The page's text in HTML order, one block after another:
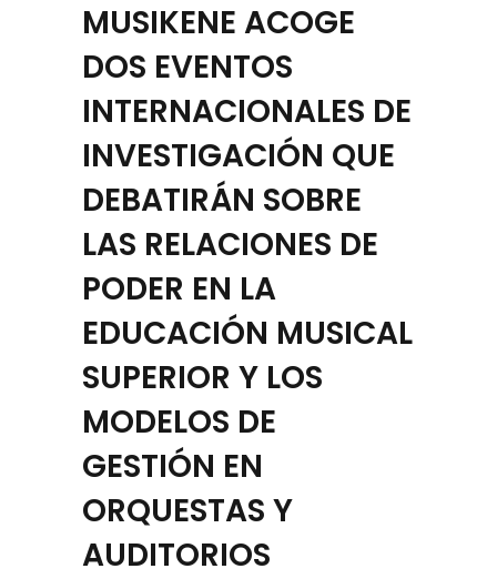
MUSIKENE ACOGE
DOS EVENTOS
INTERNACIONALES DE
INVESTIGACIÓN QUE
DEBATIRÁN SOBRE
LAS RELACIONES DE
PODER EN LA
EDUCACIÓN MUSICAL
SUPERIOR Y LOS
MODELOS DE
GESTIÓN EN
ORQUESTAS Y
AUDITORIOS